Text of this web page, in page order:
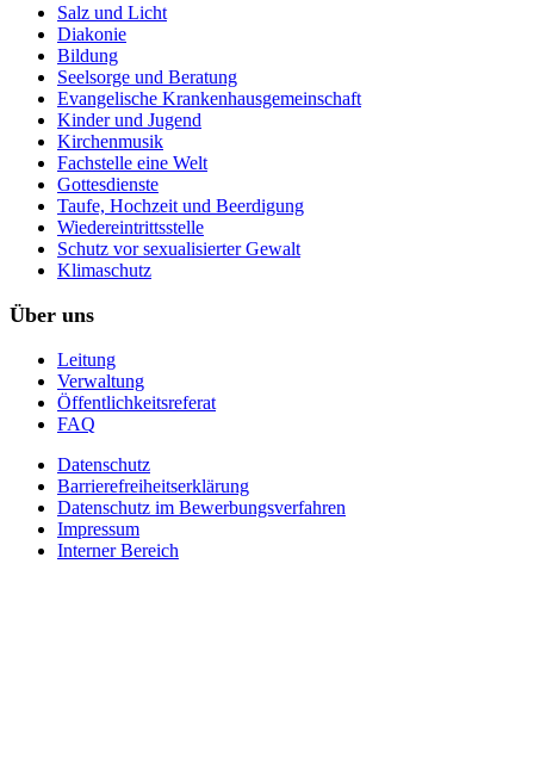
Salz und Licht
Diakonie
Bildung
Seelsorge und Beratung
Evangelische Krankenhausgemeinschaft
Kinder und Jugend
Kirchenmusik
Fachstelle eine Welt
Gottesdienste
Taufe, Hochzeit und Beerdigung
Wiedereintrittsstelle
Schutz vor sexualisierter Gewalt
Klimaschutz
Über uns
Leitung
Verwaltung
Öffentlichkeitsreferat
FAQ
Datenschutz
Barrierefreiheitserklärung
Datenschutz im Bewerbungsverfahren
Impressum
Interner Bereich